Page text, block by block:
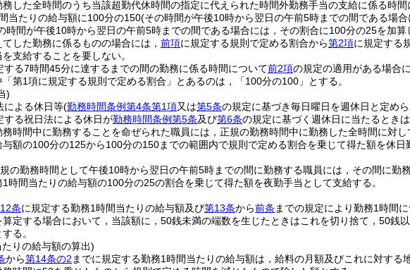
務した全時間のうち当該超勤代休時間の指定に代えられた時間外勤務手当の支給に係る時間
当たりの給与額に100分の150(その時間が午後10時から翌日の午前5時までの間である場
時間が午後10時から翌日の午前5時までの間である場合には，その割合に100分の25を加算
した勤務に係るものの場合には， 前項に規定する規則で定める割合から第2項に規定する
支給することを要しない。
する7時間45分に達するまでの間の勤務に係る時間について前2項の規定の適用がある場合
「第1項に規定する規則で定める割合」とあるのは，「100分の100」とする。
)
による休日等(勤務時間条例第4条第1項又は第5条の規定に基づき毎日曜日を週休日と定め
する祝日法による休日が勤務時間条例第5条及び第6条の規定に基づく週休日に当たるとき
時間中に勤務することを命ぜられた職員には，正規の勤務時間中に勤務した全時間に対し
与額の100分の125から100分の150までの範囲内で規則で定める割合を乗じて得た額を休日
の勤務時間として午後10時から翌日の午前5時までの間に勤務する職員には，その間に勤
時間当たりの給与額の100分の25の割合を乗じて得た額を夜勤手当として支給する。
条に規定する勤務1時間当たりの給与額及び第13条から前条 までの規定により勤務1時間
定する場合において，当該額に，50銭未満の端数を生じたときはこれを切り捨て，50銭
る。
りの給与額の算出)
から第14条の2 までに規定する勤務1時間当たりの給与額は，給料の月額及びこれに対する